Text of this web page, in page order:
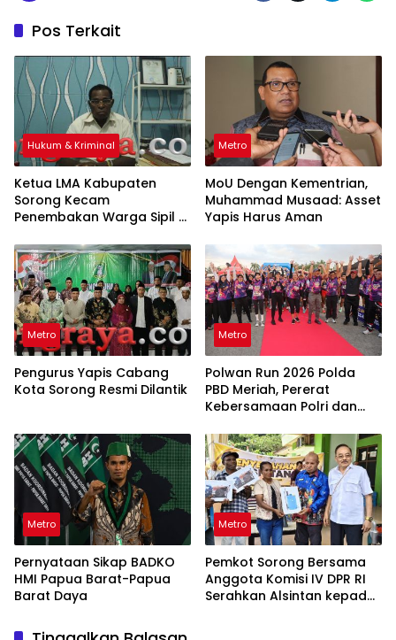
Pos Terkait
Hukum & Kriminal
Ketua LMA Kabupaten
Sorong Kecam
Penembakan Warga Sipil di
Baliem
Metro
MoU Dengan Kementrian,
Muhammad Musaad: Asset
Yapis Harus Aman
Metro
Pengurus Yapis Cabang
Kota Sorong Resmi Dilantik
Metro
Polwan Run 2026 Polda
PBD Meriah, Pererat
Kebersamaan Polri dan
Metro
Pernyataan Sikap BADKO
HMI Papua Barat-Papua
Barat Daya
Metro
Pemkot Sorong Bersama
Anggota Komisi IV DPR RI
Serahkan Alsintan kepada